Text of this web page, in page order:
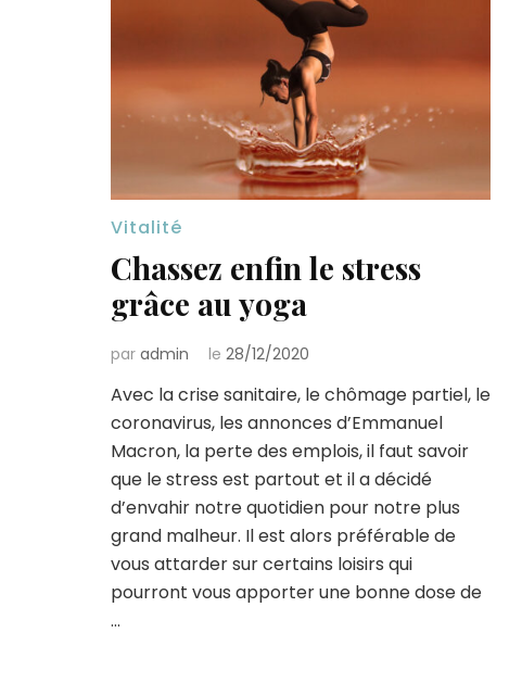
Vitalité
Chassez enfin le stress
grâce au yoga
par admin le 28/12/2020
Avec la crise sanitaire, le chômage partiel, le
coronavirus, les annonces d’Emmanuel
Macron, la perte des emplois, il faut savoir
que le stress est partout et il a décidé
d’envahir notre quotidien pour notre plus
grand malheur. Il est alors préférable de
vous attarder sur certains loisirs qui
pourront vous apporter une bonne dose de
…